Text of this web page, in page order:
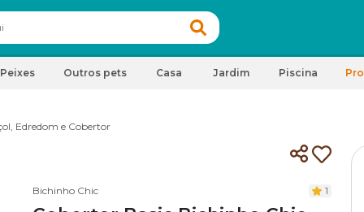
Peixes Outros pets Casa Jardim Piscina
Edredom e Cobertor
Bichinho Chic 1